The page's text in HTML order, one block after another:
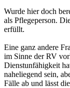
Wurde hier doch
als Pflegeperson.
erfüllt.
Eine ganz andere
im Sinne der RV
Dienstunfähigkeit
naheliegend sein,
Fälle ab und lässt